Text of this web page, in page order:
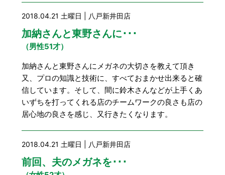
2018.04.21 土曜日 | 八戸新井田店
加納さんと東野さんに･･･
（男性51才）
加納さんと東野さんにメガネの大切さを教えて頂き
又、プロの知識と技術に、すべておまかせ出来ると確
信しています。そして、間に鈴木さんなどが上手くあ
いずちを打ってくれる店のチームワークの良さも店の
居心地の良さを感じ、又行きたくなります。
2018.04.21 土曜日 | 八戸新井田店
前回、夫のメガネを･･･